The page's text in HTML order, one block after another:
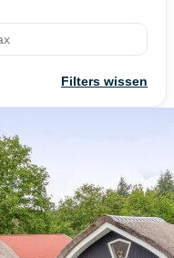
Filters wissen